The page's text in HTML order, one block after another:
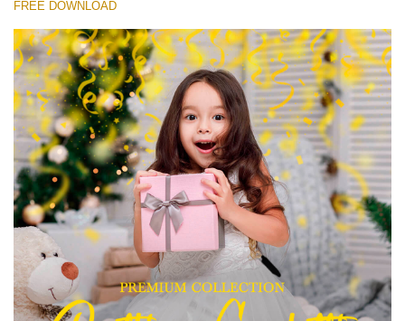
Large 6000*4000px
Entire Collection
(1783 Overlays)
Large 6000*4000px
मुफ्त डाउनलोड
FREE DOWNLOAD